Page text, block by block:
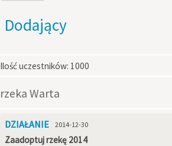
Dodający
Ilość uczestników: 1000
rzeka Warta
DZIAŁANIE 2014-12-30
Zaadoptuj rzekę 2014